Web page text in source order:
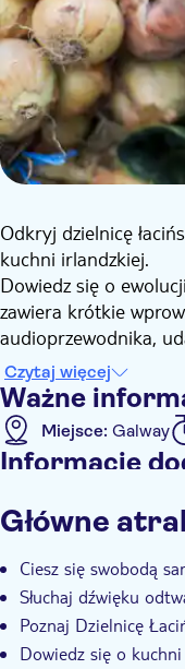
Odkryj dzielnicę
kuchni irlandzkiej.
Dowiedz się o
zawiera krótkie
audioprzewodnika,
Tę wycieczkę audio
Play VoiceMap, która
Czytaj więcej
Ważne
Miejsce: Galway
Informacje
Główne
Ciesz się swobodą
Słuchaj dźwięku
Poznaj Dzielnicę
Dowiedz się o